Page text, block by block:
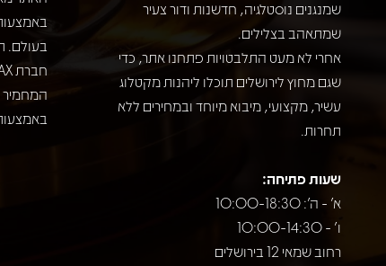
שמנגנים נוסטלגיה, חדשנות ודור צעיר
שמתאהב בצלילים.
אחרי לא מעט התלבטויות פתחנו אתר, כדי
שגם מחוץ לירושלים תוכלו ליהנות מקטלוג
עשיר, מקצועי, מיבוא מיוחד ובמחירים ללא
תחרות.
שעות פתיחה:
א' - ה': 10:00-18:30
ו' - 10:00-14:30
רחוב שמאי 12 בירושלים
בעולם.